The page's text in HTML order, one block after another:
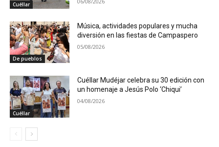
Cuéllar
De pueblos
Música, actividades populares y mucha
diversión en las fiestas de Campaspero
05/08/2026
Cuéllar
Cuéllar Mudéjar celebra su 30 edición con
un homenaje a Jesús Polo ‘Chiqui’
04/08/2026